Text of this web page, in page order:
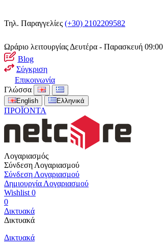
Τηλ. Παραγγελίες (+30) 2102209582
Ωράριο λειτουργίας Δευτέρα - Παρασκευή 09:00
Blog
Σύγκριση
Επικοινωνία
Γλώσσα
English Ελληνικά
ΠΡΟΪΟΝΤΑ
Λογαριασμός
Σύνδεση Λογαριασμού
Σύνδεση Λογαριασμού
Δημιουργία Λογαριασμού
Wishlist 0
0
Δικτυακά
Δικτυακά
Δικτυακά